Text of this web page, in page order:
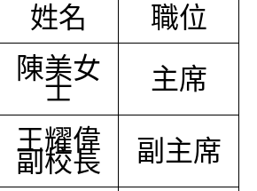
姓名
職位
陳美女
士 主席
王耀偉
副校長 副主席